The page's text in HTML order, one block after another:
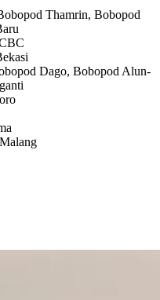
Thamrin, Bobopod
Dago, Bobopod Alun-